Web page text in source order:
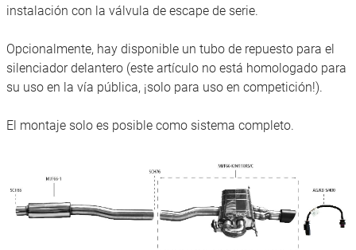
instalación con la válvula de escape de serie.
Opcionalmente, hay disponible un tubo de repuesto para el
silenciador delantero (este artículo no está homologado para
su uso en la vía pública, ¡solo para uso en competición!).
El montaje solo es posible como sistema completo.